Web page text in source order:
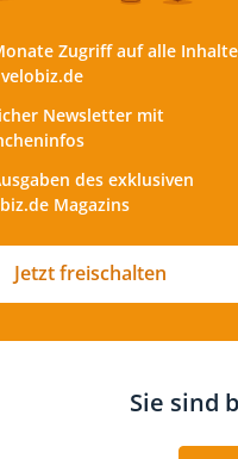
Zugriff auf alle Inhalte
Newsletter mit
des exklusiven
Magazins
Jetzt freischalten
Sie sind